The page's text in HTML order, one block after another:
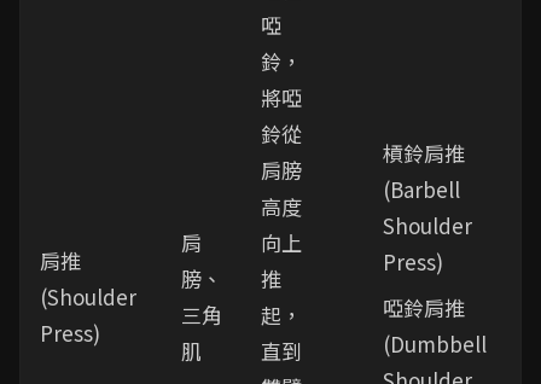
肩推
(Shoulder
Press)
肩
膀、
三角
肌
啞
鈴，
將啞
鈴從
肩膀
高度
向上
推
起，
直到
槓鈴肩推
(Barbell
Shoulder
Press)
啞鈴肩推
(Dumbbell